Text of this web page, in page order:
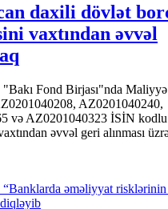
daxili dövlət
vaxtından əvvəl
"Bakı Fond Birjası"nda
AZ0201040240,
və AZ0201040323 İSİN
əvvəl geri alınması